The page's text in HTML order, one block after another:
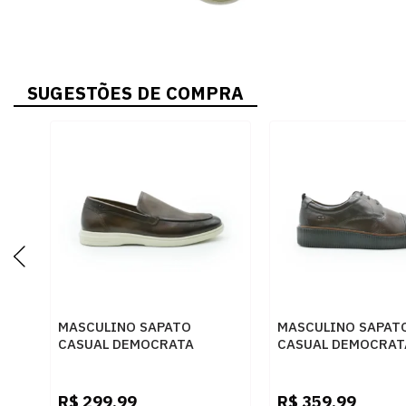
SUGESTÕES DE COMPRA
MASCULINO SAPATO
CASUAL DEMOCRATA
MASCULINO
CASUAL